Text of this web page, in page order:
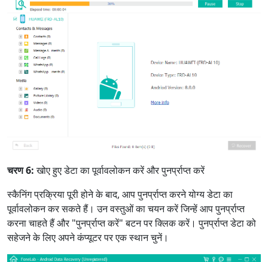
चरण 6:खोए हुए डेटा का पूर्वावलोकन करें और पुनर्प्राप्त करें
स्कैनिंग प्रक्रिया पूरी होने के बाद, आप पुनर्प्राप्त करने योग्य डेटा का
पूर्वावलोकन कर सकते हैं। उन वस्तुओं का चयन करें जिन्हें आप पुनर्प्राप्त
करना चाहते हैं और "पुनर्प्राप्त करें" बटन पर क्लिक करें। पुनर्प्राप्त डेटा को
सहेजने के लिए अपने कंप्यूटर पर एक स्थान चुनें।